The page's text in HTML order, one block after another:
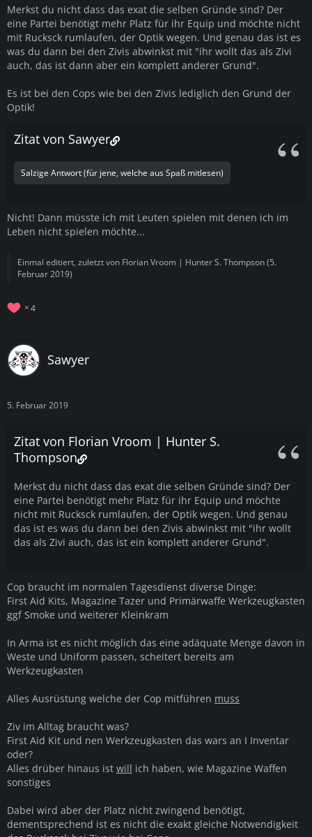
Merkst du nicht dass das exat die selben Gründe sind? Der
eine Partei benötigt mehr Platz für ihr Equip und möchte nicht
mit Rucksck rumlaufen, der Optik wegen. Und genau das ist es
was du dann bei den Zivis abwinkst mit "ihr wollt das als Zivi
auch, das ist dann aber ein komplett anderer Grund".
Es ist bei den Cops wie bei den Zivis lediglich den Grund der
Optik!
Zitat von Sawyer
Salzige Antwort (für jene, welche aus Spaß mitlesen)
Nicht! Dann müsste ich mit Leuten spielen mit denen ich im
Leben nicht spielen möchte...
Einmal editiert, zuletzt von Florian Vroom | Hunter S. Thompson(5.
Februar 2019)
4
Sawyer
5. Februar 2019
Zitat von Florian Vroom | Hunter S.
Thompson
Merkst du nicht dass das exat die selben Gründe sind? Der
eine Partei benötigt mehr Platz für ihr Equip und möchte
nicht mit Rucksck rumlaufen, der Optik wegen. Und genau
das ist es was du dann bei den Zivis abwinkst mit "ihr wollt
das als Zivi auch, das ist ein komplett anderer Grund".
Cop braucht im normalen Tagesdienst diverse Dinge:
First Aid Kits, Magazine Tazer und Primärwaffe Werkzeugkasten
ggf Smoke und weiterer Kleinkram
In Arma ist es nicht möglich das eine adäquate Menge davon in
Weste und Uniform passen, scheitert bereits am
Werkzeugkasten
Alles Ausrüstung welche der Cop mitführen muss
Ziv im Alltag braucht was?
First Aid Kit und nen Werkzeugkasten das wars an I Inventar
oder?
Alles drüber hinaus ist will ich haben, wie Magazine Waffen
sonstiges
Dabei wird aber der Platz nicht zwingend benötigt,
dementsprechend ist es nicht die exakt gleiche Notwendigkeit